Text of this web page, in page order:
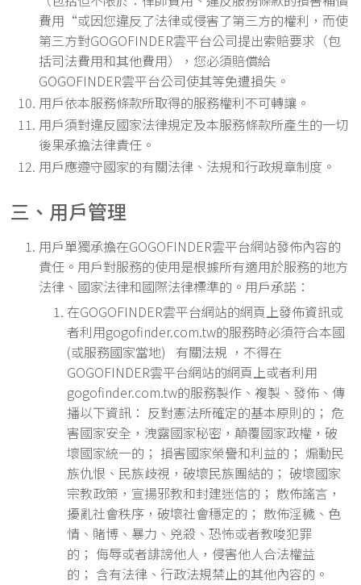
費用“或因您違反了法律或侵害了第三方的權利，而使
第三方對GOGOFINDER雲平台公司提出索賠要求（包
括司法費用和其他費用），您必須賠償給
GOGOFINDER雲平台公司使其等免遭損失。
用戶依本服務條款所取得的服務權利不可轉讓。
用戶須對違反國家法律規定及本服務條款所產生的一切
後果承擔法律責任。
用戶應遵守國家的有關法律、法規和行政規章制度。
三、用戶管理
用戶單獨承擔在GOGOFINDER雲平台網站發佈內容的
責任。用戶對服務的使用是根據所有適用於服務的地方
法律、國家法律和國際法律標準的。用戶承諾：
在GOGOFINDER雲平台網站的網頁上發佈資訊或
者利用gogofinder.com.tw的服務時必須符合本國
(或服務國家當地) 有關法規 ，不得在
GOGOFINDER雲平台網站的網頁上或者利用
gogofinder.com.tw的服務製作、複製、發佈、傳
播以下資訊： 反對憲法所確定的基本原則的； 危
害國家安全，洩露國家秘密，顛覆國家政權，破
壞國家統一的； 損害國家榮譽和利益的； 煽動民
族仇恨、民族歧視，破壞民族團結的； 破壞國家
宗教政策，宣揚邪教和封建迷信的； 散佈謠言，
擾亂社會秩序，破壞社會穩定的； 散佈淫穢、色
情、賭博、暴力、兇殺、恐怖或者教唆犯罪
的； 侮辱或者誹謗他人，侵害他人合法權益
的； 含有法律、行政法規禁止的其他內容的。